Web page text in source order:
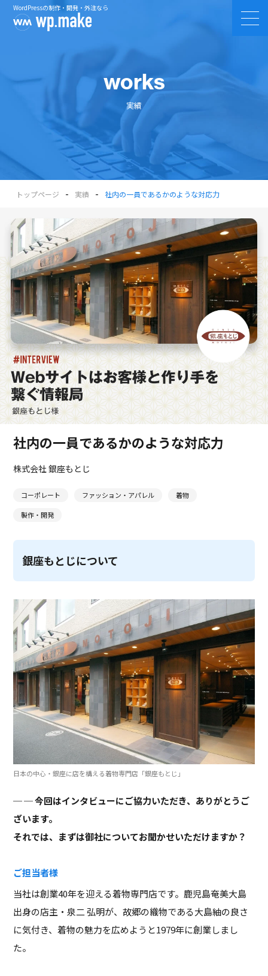
WordPressの制作・開発・外注なら
works
実績
トップページ - 実績 - 社内の一員であるかのような対応力
社内の一員であるかのような対応力
株式会社 銀座もとじ
コーポレート ファッション・アパレル 着物
製作・開発
銀座もとじについて
日本の中心・銀座に店を構える着物専門店「銀座もとじ」
─ 今回はインタビューにご協力いただき、ありがとうご
ざいます。
それでは、まずは御社についてお聞かせいただけますか？
ご担当者様
当社は創業40年を迎える着物専門店です。鹿児島奄美大島
出身の店主・泉二 弘明が、故郷の織物である大島紬の良さ
に気付き、着物の魅力を広めようと1979年に創業しまし
た。